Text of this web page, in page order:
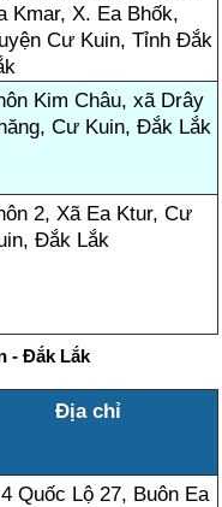
Kmar, X. Ea Bhốk,
Cư Kuin, Tỉnh Đắk
Kim Châu, xã Drây
Cư Kuin, Đắk Lắk
2, Xã Ea Ktur, Cư
Đắk Lắk
- Đắk Lắk
Địa chỉ
Quốc Lộ 27, Buôn Ea